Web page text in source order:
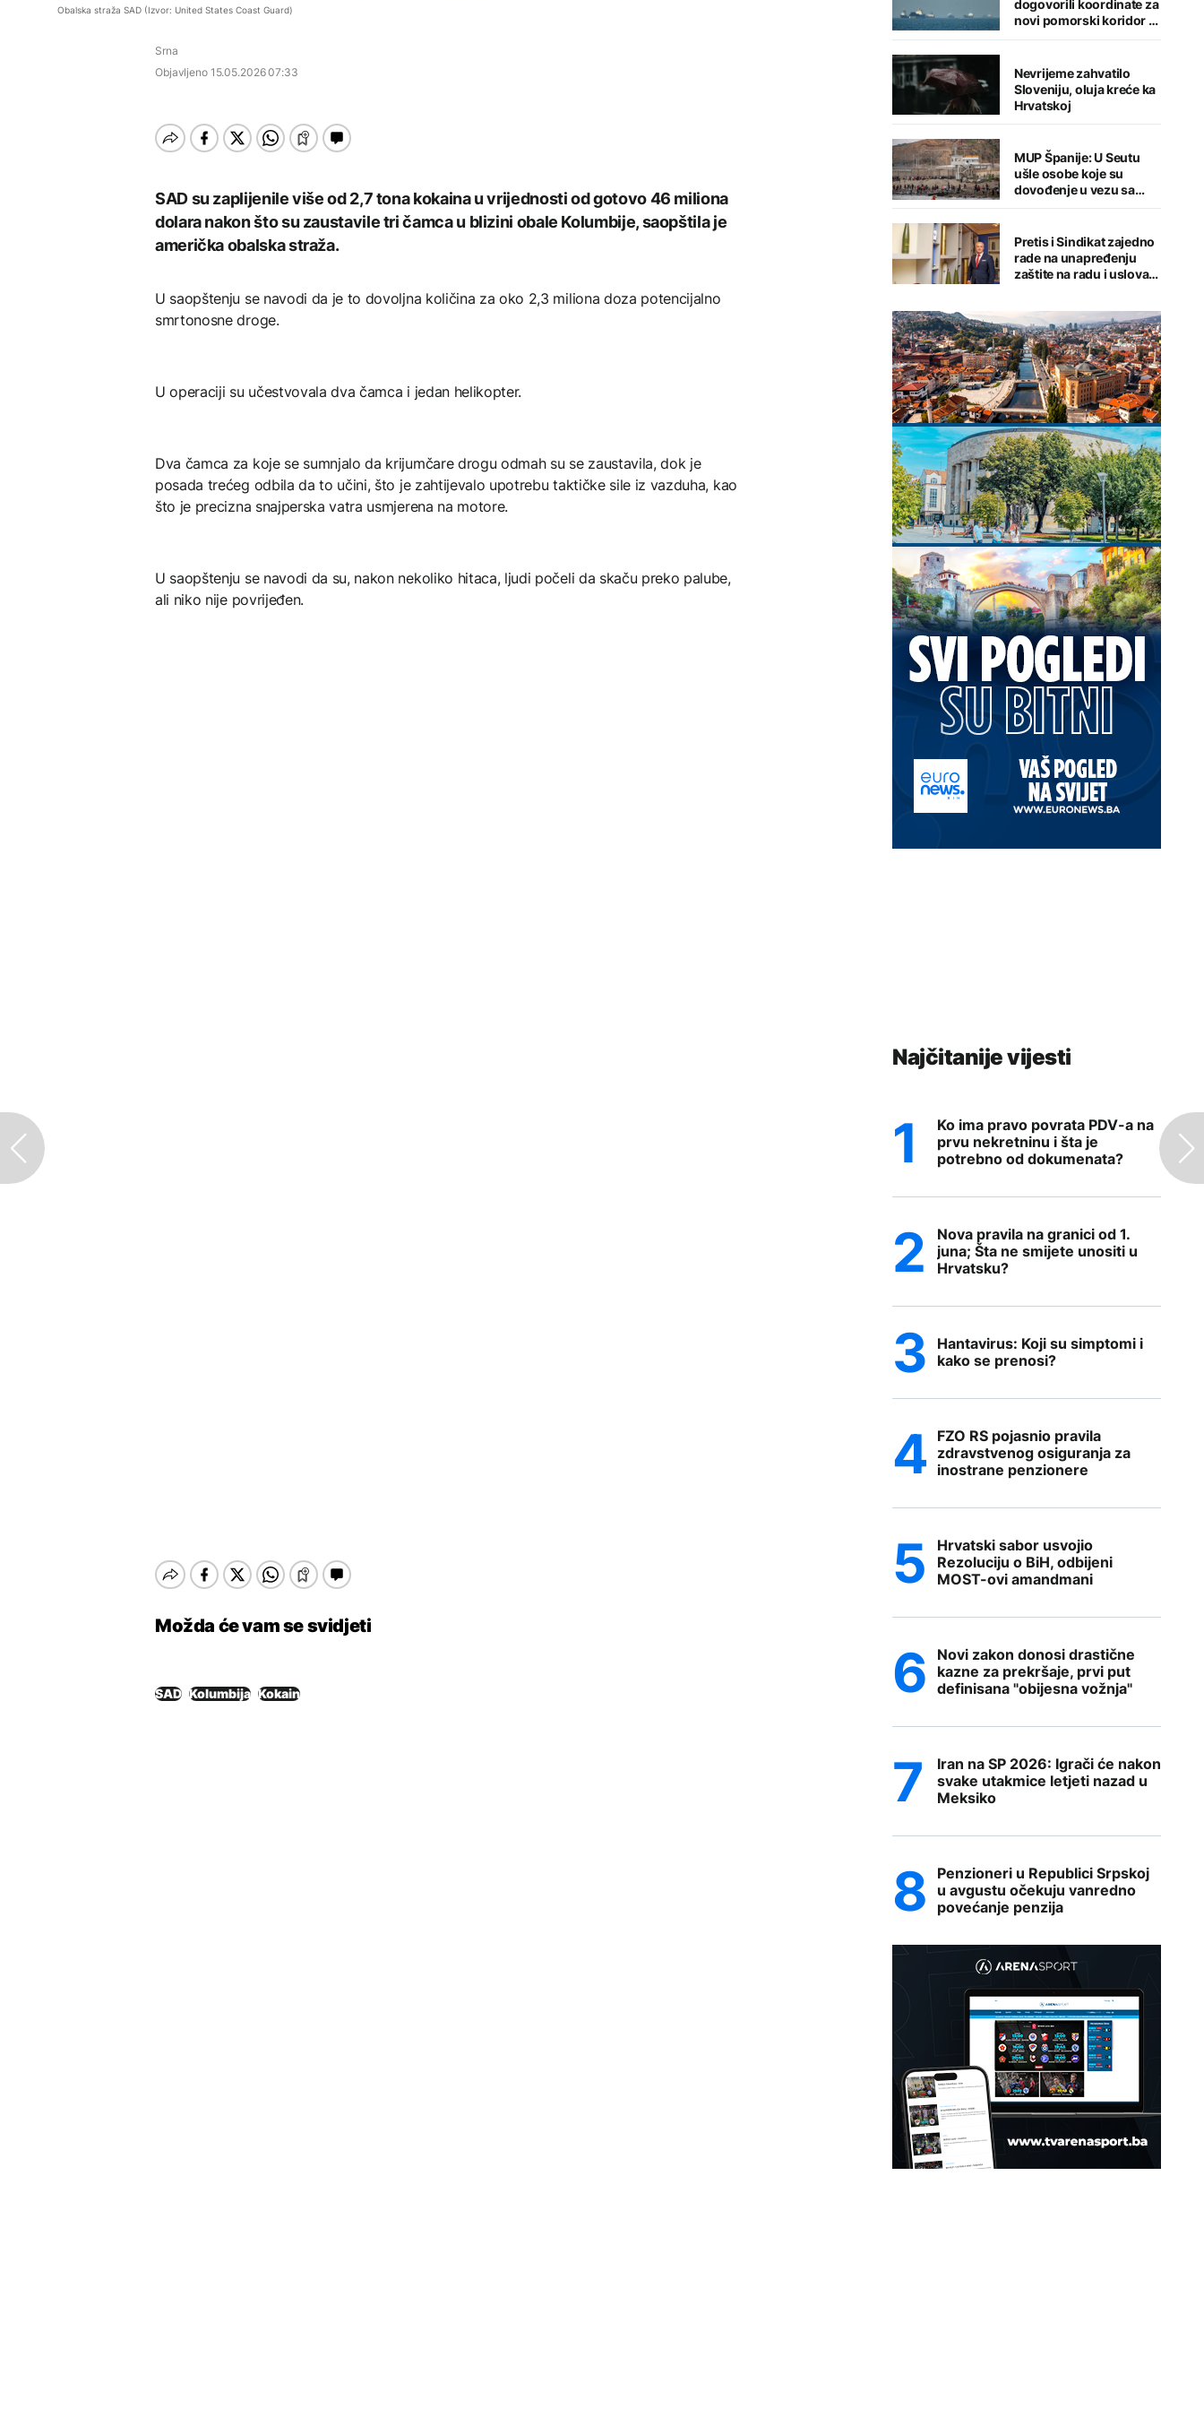
rješenje za probleme
graničnih prelaza
AKTUELNO
skrivene tajne: Od
mamuta do ratnih
brodova
nude milionske nagrade
za informacije
AKTUELNO
biće održani u
vanrednim uslovima
Dio rakete SpaceX
velikom brzinom pada
TEHNOLOGIJA
Britanska kraljevska
Ruska vakcina protiv
melanoma: Prvi pacijent
Obalska straža SAD (Izvor: United States Coast Guard)
Srna
Objavljeno 15.05.2026 07:33
SAD su zaplijenile više od 2,7 tona kokaina u vrijednosti od gotovo 46 miliona
dolara nakon što su zaustavile tri čamca u blizini obale Kolumbije, saopštila je
američka obalska straža.
U saopštenju se navodi da je to dovoljna količina za oko 2,3 miliona doza potencijalno
smrtonosne droge.
U operaciji su učestvovala dva čamca i jedan helikopter.
Dva čamca za koje se sumnjalo da krijumčare drogu odmah su se zaustavila, dok je
posada trećeg odbila da to učini, što je zahtijevalo upotrebu taktičke sile iz vazduha, kao
što je precizna snajperska vatra usmjerena na motore.
U saopštenju se navodi da su, nakon nekoliko hitaca, ljudi počeli da skaču preko palube,
ali niko nije povrijeđen.
Možda će vam se svidjeti
SAD Kolumbija Kokain
dogovorili koordinate za
novi pomorski koridor u
Hormuškom moreuzu
Nevrijeme zahvatilo
Sloveniju, oluja kreće ka
Hrvatskoj
MUP Španije: U Seutu
ušle osobe koje su
dovođenje u vezu sa
terorizmom
Pretis i Sindikat zajedno
rade na unapređenju
zaštite na radu i uslova
Najčitanije vijesti
Ko ima pravo povrata PDV-a na
prvu nekretninu i šta je
potrebno od dokumenata?
Nova pravila na granici od 1.
juna; Šta ne smijete unositi u
Hrvatsku?
Hantavirus: Koji su simptomi i
kako se prenosi?
FZO RS pojasnio pravila
zdravstvenog osiguranja za
inostrane penzionere
Hrvatski sabor usvojio
Rezoluciju o BiH, odbijeni
MOST-ovi amandmani
Novi zakon donosi drastične
kazne za prekršaje, prvi put
definisana "obijesna vožnja"
Iran na SP 2026: Igrači će nakon
svake utakmice letjeti nazad u
Meksiko
Penzioneri u Republici Srpskoj
u avgustu očekuju vanredno
povećanje penzija